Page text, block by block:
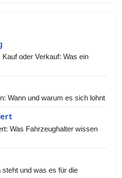
oder Verkauf: Was ein
Wann und warum es sich lohnt
Was Fahrzeughalter wissen
steht und was es für die